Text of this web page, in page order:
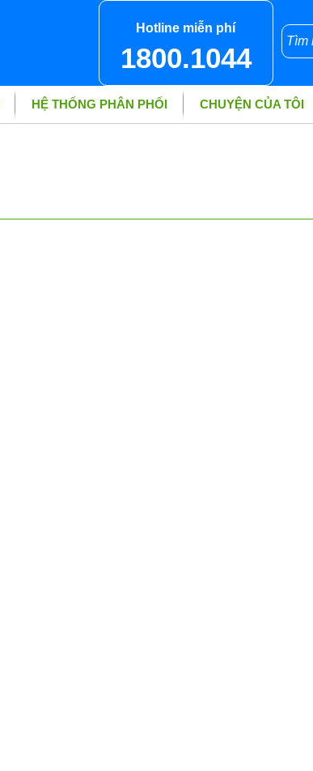
Hotline miễn phí
1800.1044
HỆ THỐNG PHÂN PHỐI CHUYỆN CỦA TÔI